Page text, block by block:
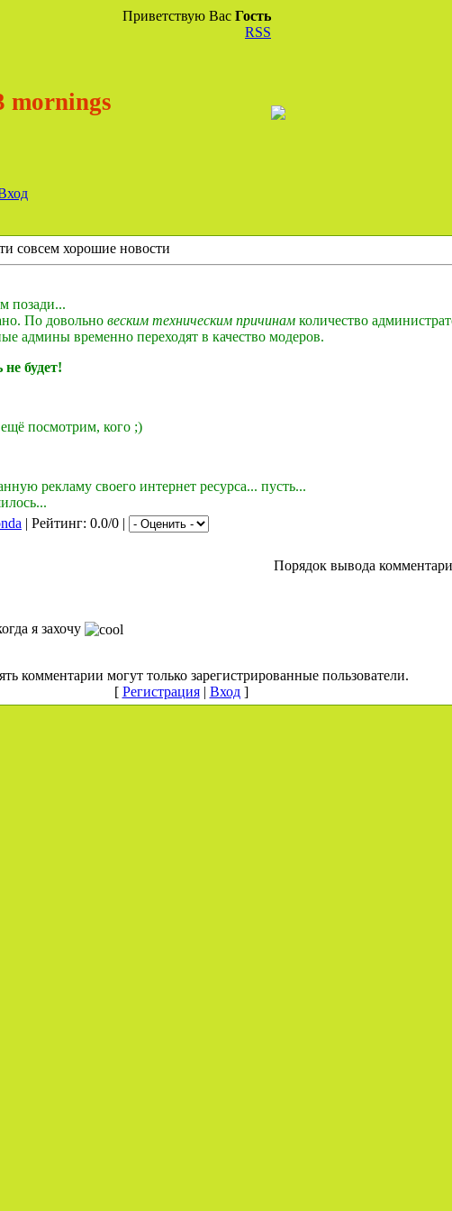
Приветствую Вас Гость
RSS
mornings
совсем хорошие новости
позади...
По довольно веским техническим причинам количество
админы временно переходят в качество модеров.
будет!
посмотрим, кого ;)
рекламу своего интернет ресурса... пусть...
| Рейтинг: 0.0/0 |
Порядок вывода
я захочу
комментарии могут только зарегистрированные пользователи.
[ Регистрация| Вход]